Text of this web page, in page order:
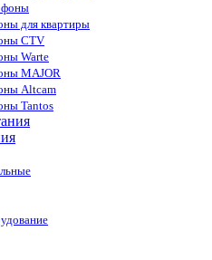
для квартиры
CTV
Warte
MAJOR
Altcam
Tantos